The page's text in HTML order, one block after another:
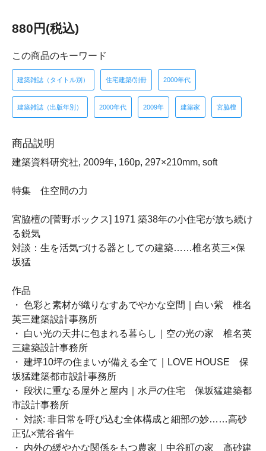
880円(税込)
この商品のキーワード
建築雑誌（タイトル別） 住宅建築/別冊 2000年代
建築雑誌（出版年別） 2000年代 2009年 建築家 宮脇檀
商品説明
建築資料研究社, 2009年, 160p, 297×210mm, soft
特集 住空間の力
宮脇檀の[菅野ボックス] 1971 築38年の小住宅が放ち続け
る鋭気
対談：生を活気づける器としての建築……椎名英三×保
坂猛
作品
・ 色彩と素材が織りなすあでやかな空間｜白い紫 椎名
英三建築設計事務所
・ 白い光の天井に包まれる暮らし｜空の光の家 椎名英
三建築設計事務所
・ 建坪10坪の住まいが備える全て｜LOVE HOUSE 保
坂猛建築都市設計事務所
・ 段状に重なる屋外と屋内｜水戸の住宅 保坂猛建築都
市設計事務所
・ 対談: 非日常を呼び込む全体構成と細部の妙……高砂
正弘×荒谷省午
・ 内外の緩やかな関係をもつ農家｜中谷町の家 高砂建